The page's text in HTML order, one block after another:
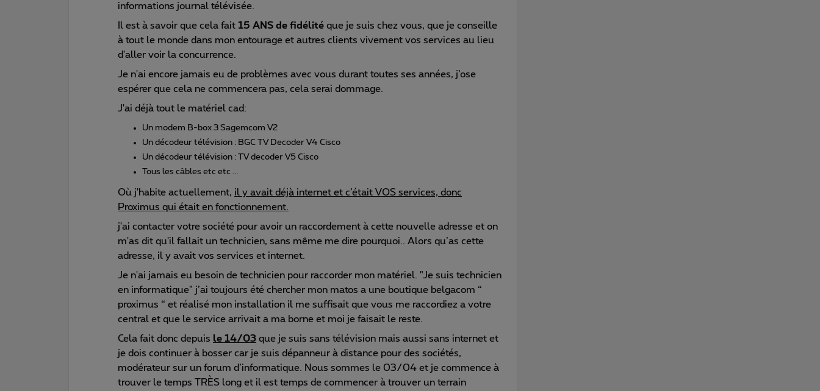
informations journal télévisée.
Il est à savoir que cela fait 15 ANS de fidélité que je suis chez vous, que je conseille
à tout le monde dans mon entourage et autres clients vivement vos services au lieu
d'aller voir la concurrence.
Je n'ai encore jamais eu de problèmes avec vous durant toutes ses années, j’ose
espérer que cela ne commencera pas, cela serai dommage.
J'ai déjà tout le matériel cad:
Un modem B-box 3 Sagemcom V2
Un décodeur télévision : BGC TV Decoder V4 Cisco
Un décodeur télévision : TV decoder V5 Cisco
Tous les câbles etc etc ...
Où j'habite actuellement, il y avait déjà internet et c’était VOS services, donc
Proximus qui était en fonctionnement.
j'ai contacter votre société pour avoir un raccordement à cette nouvelle adresse et on
m'as dit qu'il fallait un technicien, sans même me dire pourquoi.. Alors qu’as cette
adresse, il y avait vos services et internet.
Je n'ai jamais eu besoin de technicien pour raccorder mon matériel. "Je suis technicien
en informatique" j’ai toujours été chercher mon matos a une boutique belgacom “
proximus “ et réalisé mon installation il me suffisait que vous me raccordiez a votre
central et que le service arrivait a ma borne et moi je faisait le reste.
Cela fait donc depuis le 14/03 que je suis sans télévision mais aussi sans internet et
je dois continuer à bosser car je suis dépanneur à distance pour des sociétés,
modérateur sur un forum d’informatique. Nous sommes le 03/04 et je commence à
trouver le temps TRÈS long et il est temps de commencer à trouver un terrain